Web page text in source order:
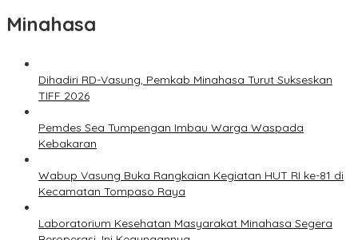
Minahasa
Dihadiri RD-Vasung, Pemkab Minahasa Turut Sukseskan
TIFF 2026
Pemdes Sea Tumpengan Imbau Warga Waspada
Kebakaran
Wabup Vasung Buka Rangkaian Kegiatan HUT RI ke-81 di
Kecamatan Tompaso Raya
Laboratorium Kesehatan Masyarakat Minahasa Segera